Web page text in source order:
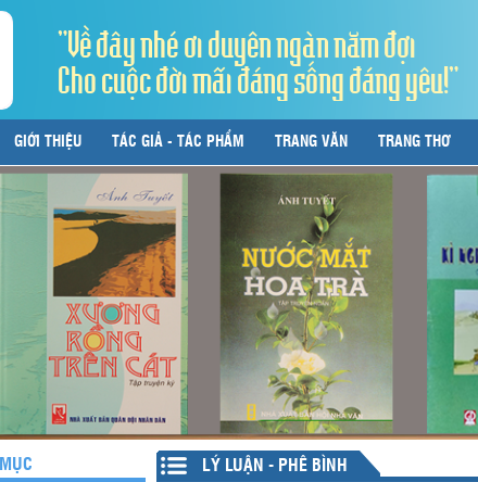
"Về đây nhé ơi duyên ngàn năm đợi
Cho cuộc đời mãi đáng sống đáng yêu!"
GIỚI THIỆU TÁC GIẢ - TÁC PHẨM TRANG VĂN TRANG THƠ
LÝ LUẬN - PHÊ BÌNH